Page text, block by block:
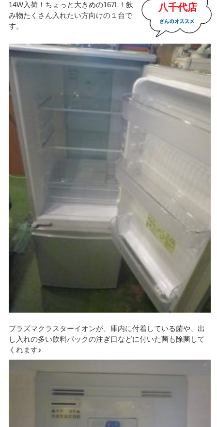
八千代店
14W入荷！ちょっと大きめの167L！飲
み物たくさん入れたい方向けの１台で
す。
プラズマクラスターイオンが、庫内に付着している菌や、出
し入れの多い飲料パックの注ぎ口などに付いた菌も除菌して
くれます♪